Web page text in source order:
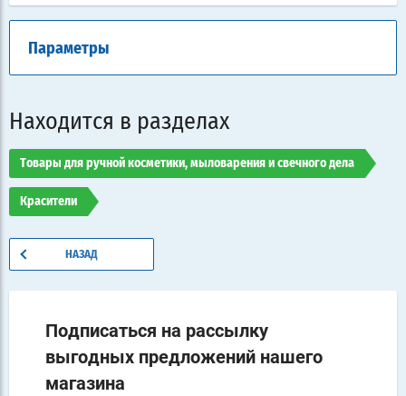
Параметры
Находится в разделах
Товары для ручной косметики, мыловарения и свечного дела
Красители
НАЗАД
Подписаться на рассылку
выгодных предложений нашего
магазина